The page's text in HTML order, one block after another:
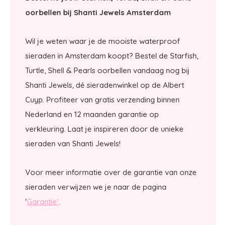
oorbellen bij Shanti Jewels Amsterdam
Wil je weten waar je de mooiste waterproof
sieraden in Amsterdam koopt? Bestel de Starfish,
Turtle, Shell & Pearls oorbellen vandaag nog bij
Shanti Jewels, dé sieradenwinkel op de Albert
Cuyp. Profiteer van gratis verzending binnen
Nederland en 12 maanden garantie op
verkleuring. Laat je inspireren door de unieke
sieraden van Shanti Jewels!
Voor meer informatie over de garantie van onze
sieraden verwijzen we je naar de pagina
'Garantie'.